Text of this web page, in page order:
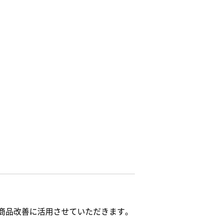
改善に活用させていただきます。